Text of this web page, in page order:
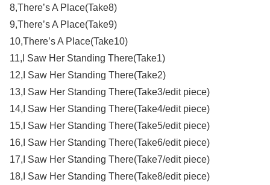
8,There’s A Place(Take8)
9,There’s A Place(Take9)
10,There’s A Place(Take10)
11,I Saw Her Standing There(Take1)
12,I Saw Her Standing There(Take2)
13,I Saw Her Standing There(Take3/edit piece)
14,I Saw Her Standing There(Take4/edit piece)
15,I Saw Her Standing There(Take5/edit piece)
16,I Saw Her Standing There(Take6/edit piece)
17,I Saw Her Standing There(Take7/edit piece)
18,I Saw Her Standing There(Take8/edit piece)